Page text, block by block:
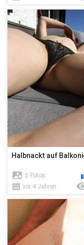
Halbnackt auf
5 Fotos
vor 4 Jahren